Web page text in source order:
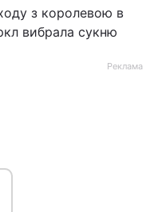
з королевою в
вибрала сукню
Реклама